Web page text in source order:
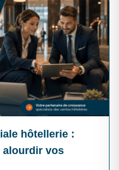
hôtellerie :
alourdir vos